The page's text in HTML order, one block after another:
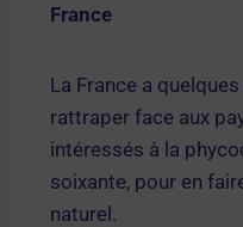
France
La France a
rattraper face aux
intéressés à la
soixante, pour en
naturel.